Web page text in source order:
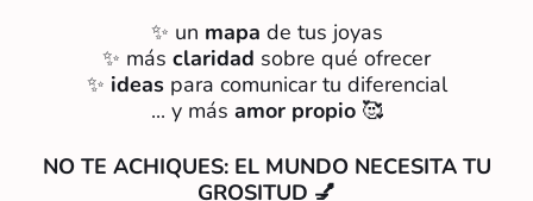
✨ un mapa de tus joyas
✨ más claridad sobre qué ofrecer
✨ ideaspara comunicar tu diferencial
... y más amor propio🥰
NO TE ACHIQUES: EL MUNDO NECESITA TU
GROSITUD 💅